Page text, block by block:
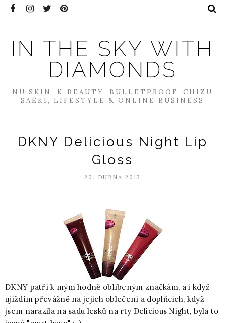
IN THE SKY WITH
DIAMONDS
NU SKIN, K-BEAUTY, BULLETPROOF, CHIZU
SAEKI, LIFESTYLE & ONLINE BUSINESS
DKNY Delicious Night Lip
Gloss
20. DUBNA 2013
DKNY patří k mým hodně oblíbeným značkám, a i když
ujíždím převážně na jejich oblečení a doplňcích, když
jsem narazila na sadu lesků na rty Delicious Night, byla to